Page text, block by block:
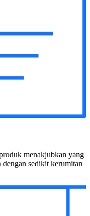
menakjubkan yang
sedikit kerumitan